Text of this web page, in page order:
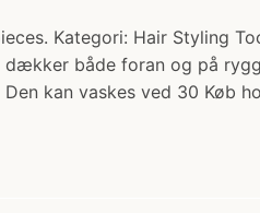
Kategori: Hair Styling
både foran og på
kan vaskes ved 30 Køb